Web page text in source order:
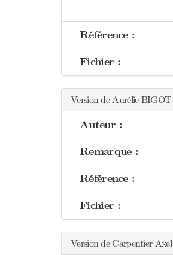
Référence :
Fichier :
Version de Aurélie BIGOT
Auteur :
Remarque :
Référence :
Fichier :
Version de Carpentier Axel